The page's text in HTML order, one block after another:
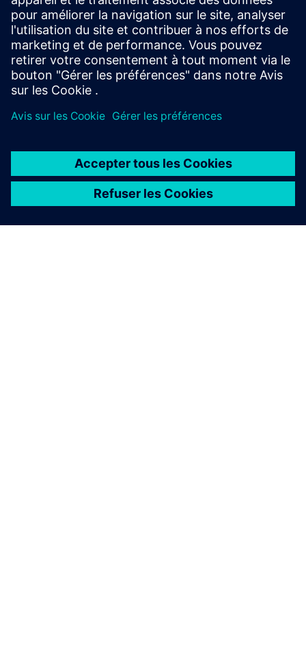
Simulate and validate machining processes digitally
to reduce risks, speed up production, and improve
machining efficiency.